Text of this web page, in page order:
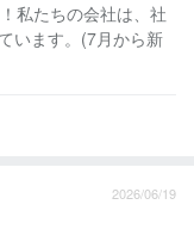
私たちの会社は、社
います。(7月から新
2026/06/19